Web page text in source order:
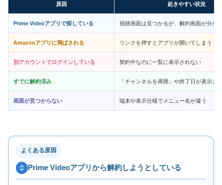
原因 起きやすい状況
Prime Videoアプリで探している 視聴画面は見つかるが、解約画面が分か
Amazonアプリに飛ばされる リンクを押すとアプリが開いてしまう
別アカウントでログインしている 契約中なのに一覧に表示されない
すでに解約済み 「チャンネルを再開」や終了日が表示さ
画面が見つからない 端末や表示仕様でメニュー名が違う
よくある原因
Prime Videoアプリから解約しようとしている